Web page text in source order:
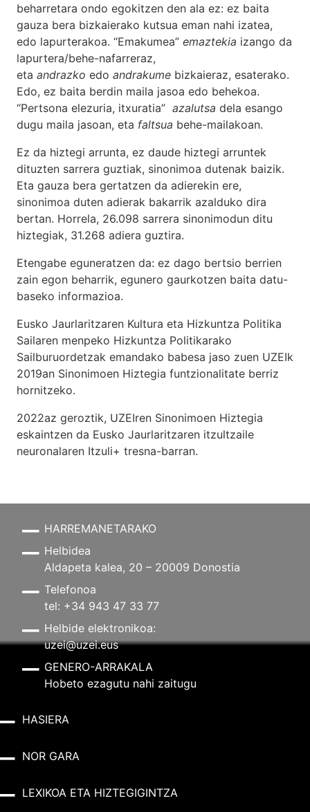
beharretara ondo egokitzen den ala ez: ez baita
gauza bera bizkaierako kutsua eman nahi izatea,
edo lapurterakoa. “Emakumea” emaztekia izango da
lapurtera/behe-nafarreraz,
eta andrazko edo andrakume bizkaieraz, esaterako.
Edo, ez baita berdin maila jasoa edo behekoa.
“Pertsona elezuria, itxuratia” azalutsa dela esango
dugu maila jasoan, eta faltsua behe-mailakoan.
Ez da hiztegi arrunta, ez daude hiztegi arruntek
dituzten sarrera guztiak, sinonimoa dutenak baizik.
Eta gauza bera gertatzen da adierekin ere,
sinonimoa duten adierak bakarrik azalduko dira
bertan. Horrela, 26.098 sarrera sinonimodun ditu
hiztegiak, 31.268 adiera guztira.
Etengabe eguneratzen da: ez dago bertsio berrien
zain egon beharrik, egunero gaurkotzen baita datu-
baseko informazioa.
Eusko Jaurlaritzaren Kultura eta Hizkuntza Politika
Sailaren menpeko Hizkuntza Politikarako
Sailburuordetzak emandako babesa jaso zuen UZEIk
2019an Sinonimoen Hiztegia funtzionalitate berriz
hornitzeko.
2022az geroztik, UZEIren Sinonimoen Hiztegia
eskaintzen da Eusko Jaurlaritzaren itzultzaile
neuronalaren Itzuli+ tresna-barran.
HARREMANETARAKO
Helbidea
Aldapeta kalea, 20 – 20009 Donostia
Telefonoa
tel: +34 943 47 33 77
Helbide elektronikoa:
uzei@uzei.eus
GENERO-ARRAKALA
Hobeto ezagutu nahi zaitugu
HASIERA
NOR GARA
LEXIKOA ETA HIZTEGIGINTZA